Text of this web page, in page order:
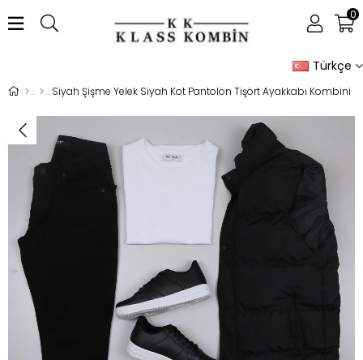
Türkçe
0
Siyah Şişme Yelek Siyah Kot Pantolon Tişört Ayakkabı Kombini